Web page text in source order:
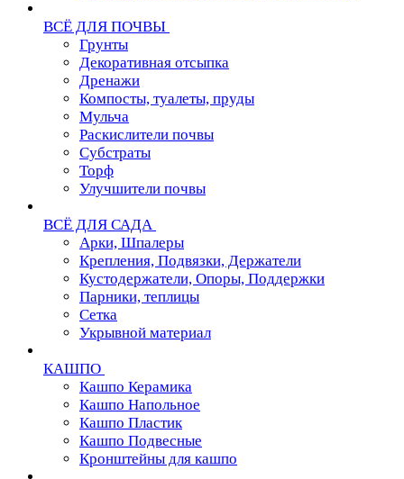
ВСЁ ДЛЯ ПОЧВЫ
Грунты
Декоративная отсыпка
Дренажи
Компосты, туалеты, пруды
Мульча
Раскислители почвы
Субстраты
Торф
Улучшители почвы
ВСЁ ДЛЯ САДА
Арки, Шпалеры
Крепления, Подвязки, Держатели
Кустодержатели, Опоры, Поддержки
Парники, теплицы
Сетка
Укрывной материал
КАШПО
Кашпо Керамика
Кашпо Напольное
Кашпо Пластик
Кашпо Подвесные
Кронштейны для кашпо